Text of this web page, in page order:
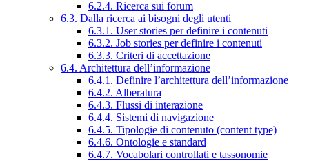
6.2.4. Ricerca sui forum
6.3. Dalla ricerca ai bisogni degli utenti
6.3.1. User stories per definire i contenuti
6.3.2. Job stories per definire i contenuti
6.3.3. Criteri di accettazione
6.4. Architettura dell’informazione
6.4.1. Definire l’architettura dell’informazione
6.4.2. Alberatura
6.4.3. Flussi di interazione
6.4.4. Sistemi di navigazione
6.4.5. Tipologie di contenuto (content type)
6.4.6. Ontologie e standard
6.4.7. Vocabolari controllati e tassonomie